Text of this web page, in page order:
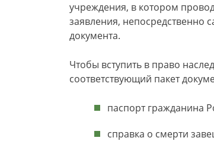
учреждения, в котором
заявления, непосредственно
документа.
Чтобы вступить в право
соответствующий пакет
паспорт гражданина
справка о смерти